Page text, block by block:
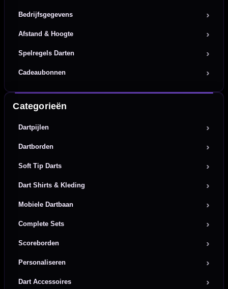
Bedrijfsgegevens
Afstand & Hoogte
Spelregels Darten
Cadeaubonnen
Categorieën
Dartpijlen
Dartborden
Soft Tip Darts
Dart Shirts & Kleding
Mobiele Dartbaan
Complete Sets
Scoreborden
Personaliseren
Dart Accessoires